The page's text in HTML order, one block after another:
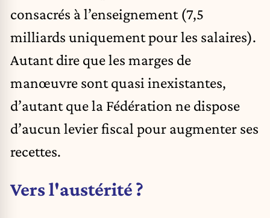
consacrés à l’enseignement (7,5
milliards uniquement pour les salaires).
Autant dire que les marges de
manœuvre sont quasi inexistantes,
d’autant que la Fédération ne dispose
d’aucun levier fiscal pour augmenter ses
recettes.
Vers l'austérité ?